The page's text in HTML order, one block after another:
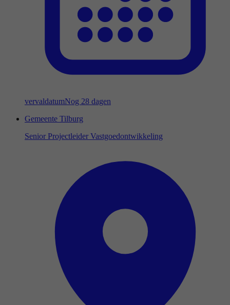
vervaldatumNog 28 dagen
Gemeente Tilburg
Senior Projectleider Vastgoedontwikkeling